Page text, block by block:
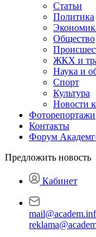
Статьи
Политика
Общество
ЖКХ и
Наука и
Спорт
Культура
Новости
Фоторепортажи
Контакты
Форум
Предложить новость
Кабинет